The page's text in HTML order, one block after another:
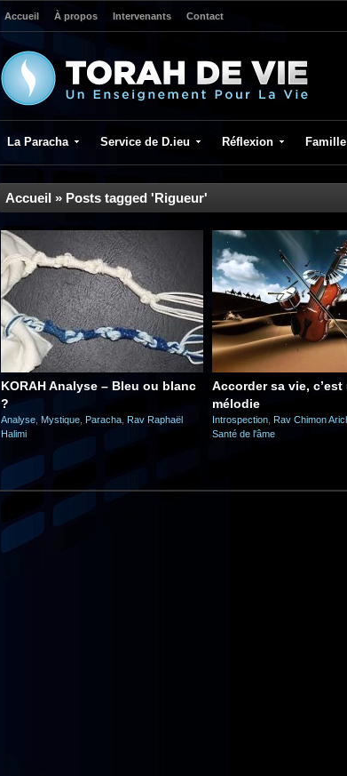
Accueil À propos Intervenants Contact
La Paracha Service de D.ieu Réflexion Famille
Accueil » Posts tagged 'Rigueur'
KORAH Analyse – Bleu ou blanc
?
Analyse Mystique Paracha Rav Raphaël
Halimi
Accorder sa vie, c’est
mélodie
Introspection Rav Chimon
Santé de l'âme